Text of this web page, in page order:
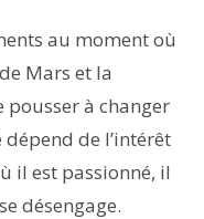
au moment où
Mars et la
pousser à changer
de l’intérêt
il est passionné, il
désengage.